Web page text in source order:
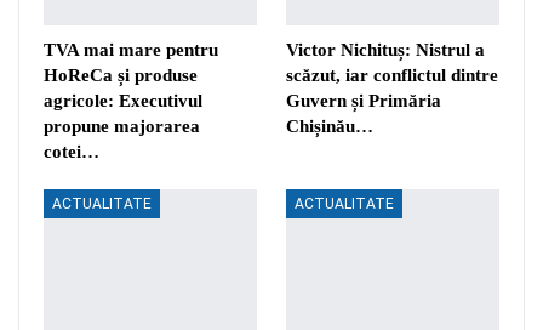
TVA mai mare pentru
HoReCa și produse
agricole: Executivul
propune majorarea
cotei…
Victor Nichituș: Nistrul a
scăzut, iar conflictul dintre
Guvern și Primăria
Chișinău…
ACTUALITATE ACTUALITATE